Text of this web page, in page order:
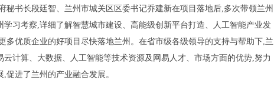
秘书长段廷智、兰州市城关区区委书记乔建新在项目落地后,多次带领兰州
学习考察,详细了解智慧城市建设、高能级创新平台打造、人工智能产业发
多优质企业的好项目尽快落地兰州。在省市级各级领导的支持与帮助下,兰
计算、大数据、人工智能等技术资源及网易人才、市场方面的优势,努力
促进了兰州的产业融合发展。